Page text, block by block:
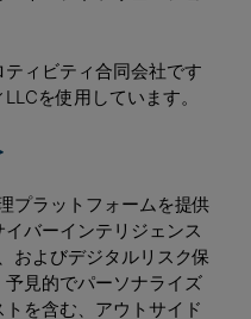
ィビティ合同会社です
を使用しています。
プラットフォームを提供
バーインテリジェンス
およびデジタルリスク保
見的でパーソナライズ
を含む、アウトサイド